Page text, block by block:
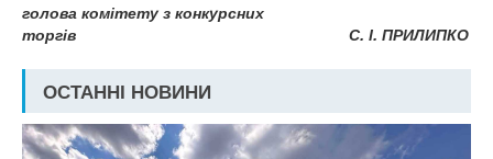
голова комітету з конкурсних
торгів С. І. ПРИЛИПКО
ОСТАННІ НОВИНИ